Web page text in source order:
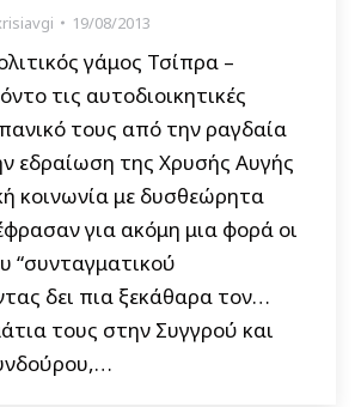
19/08/2013
γάμος Τσίπρα –
τις αυτοδιοικητικές
τους από την ραγδαία
εδραίωση της Χρυσής Αυγής
κοινωνία με δυσθεώρητα
για ακόμη μια φορά οι
“συνταγματικού
δει πια ξεκάθαρα τον…
τους στην Συγγρού και